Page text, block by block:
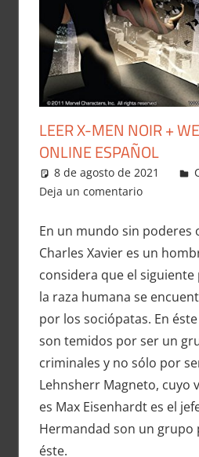
LEER X-MEN NOIR +
ONLINE ESPAÑOL
8 de agosto de 2021
Deja un comentario
En un mundo sin poderes
Charles Xavier es un
considera que el
la raza humana se
por los sociópatas. En
son temidos por ser un
criminales y no sólo por
Lehnsherr Magneto, cuyo
es Max Eisenhardt es el
Hermandad son un grupo
éste.